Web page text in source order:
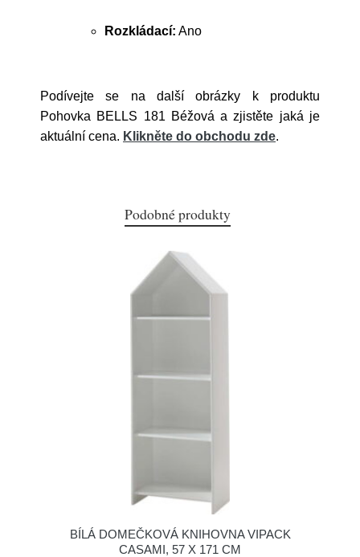
Rozkládací: Ano
Podívejte se na další obrázky k produktu
Pohovka BELLS 181 Béžová a zjistěte jaká je
aktuální cena. Klikněte do obchodu zde.
Podobné produkty
BÍLÁ DOMEČKOVÁ KNIHOVNA VIPACK
CASAMI, 57 X 171 CM